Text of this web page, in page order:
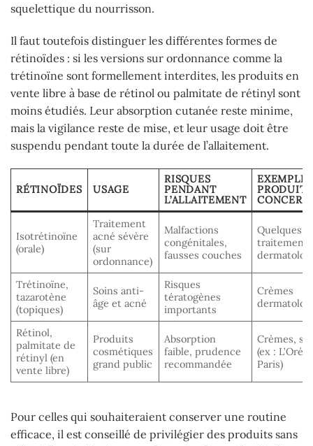
squelettique du nourrisson.
Il faut toutefois distinguer les différentes formes de
rétinoïdes : si les versions sur ordonnance comme la
trétinoïne sont formellement interdites, les produits en
vente libre à base de rétinol ou palmitate de rétinyl sont
moins étudiés. Leur absorption cutanée reste minime,
mais la vigilance reste de mise, et leur usage doit être
suspendu pendant toute la durée de l’allaitement.
RÉTINOÏDES USAGE
RISQUES
PENDANT
L’ALLAITEMENT
PRODUITS
Isotrétinoïne
(orale)
Traitement
acné sévère
(sur
ordonnance)
Malfactions
congénitales,
fausses couches
Quelques
traitements
Trétinoïne,
tazarotène
(topiques)
Soins anti-
âge et acné
Risques
tératogènes
importants
Crèmes
Rétinol,
palmitate de
rétinyl (en
vente libre)
Produits
cosmétiques
grand public
Absorption
faible, prudence
recommandée
Crèmes,
(ex : L’Oréal
Paris)
Pour celles qui souhaiteraient conserver une routine
efficace, il est conseillé de privilégier des produits sans